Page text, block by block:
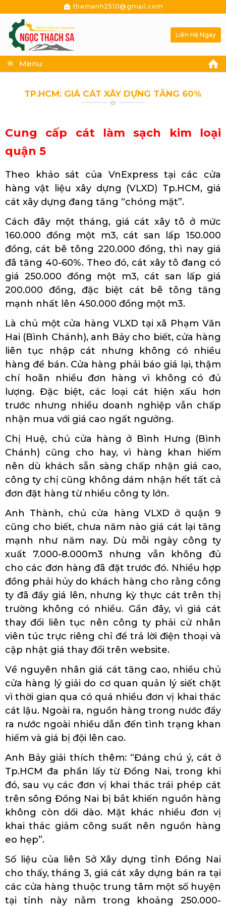
themanh2510@gmail.com
Menu
Liên Hệ Ngay
TP.HCM: GIÁ CÁT XÂY DỰNG TĂNG 60%
Cung cấp cát làm sạch kim loại
quận 5
Theo khảo sát của VnExpress tại các cửa
hàng vật liệu xây dựng (VLXD) Tp.HCM, giá
cát xây dựng đang tăng “chóng mặt”.
Cách đây một tháng, giá cát xây tô ở mức
160.000 đồng một m3, cát san lấp 150.000
đồng, cát bê tông 220.000 đồng, thì nay giá
đã tăng 40-60%. Theo đó, cát xây tô đang có
giá 250.000 đồng một m3, cát san lấp giá
200.000 đồng, đặc biệt cát bê tông tăng
mạnh nhất lên 450.000 đồng một m3.
Là chủ một cửa hàng VLXD tại xã Phạm Văn
Hai (Bình Chánh), anh Bảy cho biết, cửa hàng
liên tục nhập cát nhưng không có nhiều
hàng để bán. Cửa hàng phải báo giá lại, thậm
chí hoãn nhiều đơn hàng vì không có đủ
lượng. Đặc biệt, các loại cát hiện xấu hơn
trước nhưng nhiều doanh nghiệp vẫn chấp
nhận mua với giá cao ngất ngưởng.
Chị Huệ, chủ cửa hàng ở Bình Hưng (Bình
Chánh) cũng cho hay, vì hàng khan hiếm
nên dù khách sẵn sàng chấp nhận giá cao,
công ty chị cũng không dám nhận hết tất cả
đơn đặt hàng từ nhiều công ty lớn.
Anh Thành, chủ cửa hàng VLXD ở quận 9
cũng cho biết, chưa năm nào giá cát lại tăng
mạnh như năm nay. Dù mỗi ngày công ty
xuất 7.000-8.000m3 nhưng vẫn không đủ
cho các đơn hàng đã đặt trước đó. Nhiều hợp
đồng phải hủy do khách hàng cho rằng công
ty đã đẩy giá lên, nhưng kỳ thực cát trên thị
trường không có nhiều. Gần đây, vì giá cát
thay đổi liên tục nên công ty phải cử nhân
viên túc trực riêng chỉ để trả lời điện thoại và
cập nhật giá thay đổi trên website.
Về nguyên nhân giá cát tăng cao, nhiều chủ
cửa hàng lý giải do cơ quan quản lý siết chặt
vì thời gian qua có quá nhiều đơn vị khai thác
cát lậu. Ngoài ra, nguồn hàng trong nước đẩy
ra nước ngoài nhiều dẫn đến tình trạng khan
hiếm và giá bị đội lên cao.
Anh Bảy giải thích thêm: “Đáng chú ý, cát ở
Tp.HCM đa phần lấy từ Đồng Nai, trong khi
đó, sau vụ các đơn vị khai thác trái phép cát
trên sông Đồng Nai bị bắt khiến nguồn hàng
không còn dồi dào. Mặt khác nhiều đơn vị
khai thác giảm công suất nên nguồn hàng
eo hẹp”.
Số liệu của liên Sở Xây dựng tỉnh Đồng Nai
cho thấy, tháng 3, giá cát xây dựng bán ra tại
các cửa hàng thuộc trung tâm một số huyện
tại tỉnh này nằm trong khoảng 250.000-